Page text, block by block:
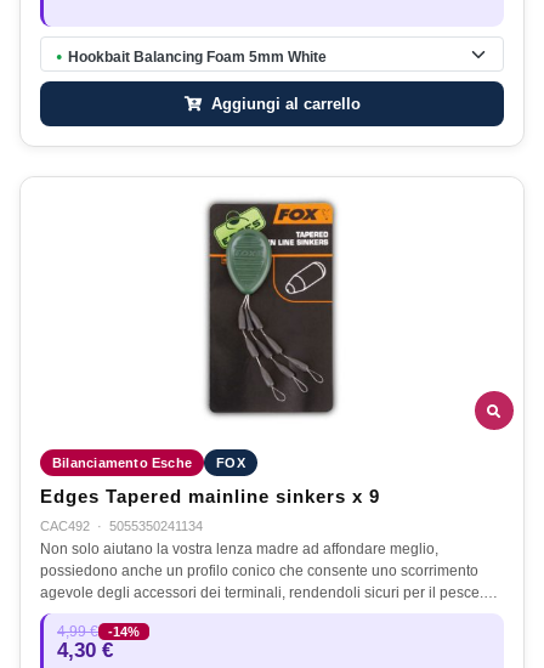
● Hookbait Balancing Foam 5mm White
Aggiungi al carrello
Bilanciamento Esche FOX
Edges Tapered mainline sinkers x 9
CAC492 · 5055350241134
Non solo aiutano la vostra lenza madre ad affondare meglio,
possiedono anche un profilo conico che consente uno scorrimento
agevole degli accessori dei terminali, rendendoli sicuri per il pesce.…
4,99 € -14%
4,30 €